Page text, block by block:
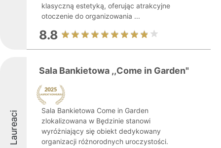
klasyczną estetyką, oferując atrakcyjne
otoczenie do organizowania ...
8.8
Laureaci
Sala Bankietowa ,,Come in Garden"
Sala Bankietowa Come in Garden
zlokalizowana w Będzinie stanowi
wyróżniający się obiekt dedykowany
organizacji różnorodnych uroczystości.